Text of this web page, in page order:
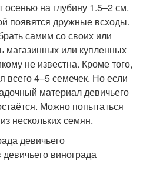
осенью на глубину 1.5–2 см.
появятся дружные всходы.
самим со своих или
магазинных или купленных
не известна. Кроме того,
всего 4–5 семечек. Но если
материал девичьего
Можно попытаться
нескольких семян.